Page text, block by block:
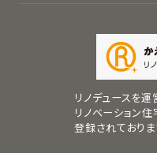
リノデュースを運
リノベーション
登録されておりま